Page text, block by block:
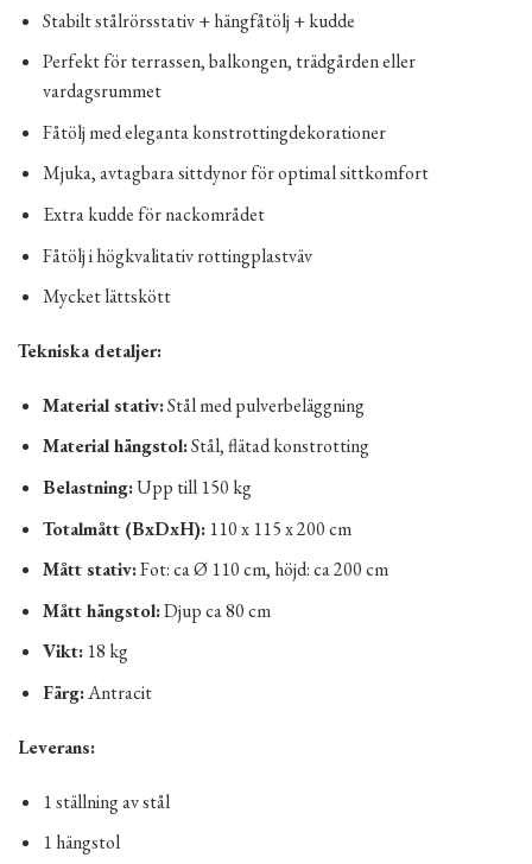
Stabilt stålrörsstativ + hängfåtölj + kudde
Perfekt för terrassen, balkongen, trädgården eller
vardagsrummet
Fåtölj med eleganta konstrottingdekorationer
Mjuka, avtagbara sittdynor för optimal sittkomfort
Extra kudde för nackområdet
Fåtölj i högkvalitativ rottingplastväv
Mycket lättskött
Tekniska detaljer:
Material stativ:Stål med pulverbeläggning
Material hängstol:Stål, flätad konstrotting
Belastning:Upp till 150 kg
Totalmått (BxDxH):110 x 115 x 200 cm
Mått stativ:Fot: ca Ø 110 cm, höjd: ca 200 cm
Mått hängstol:Djup ca 80 cm
Vikt:18 kg
Färg:Antracit
Leverans:
1 ställning av stål
1 hängstol